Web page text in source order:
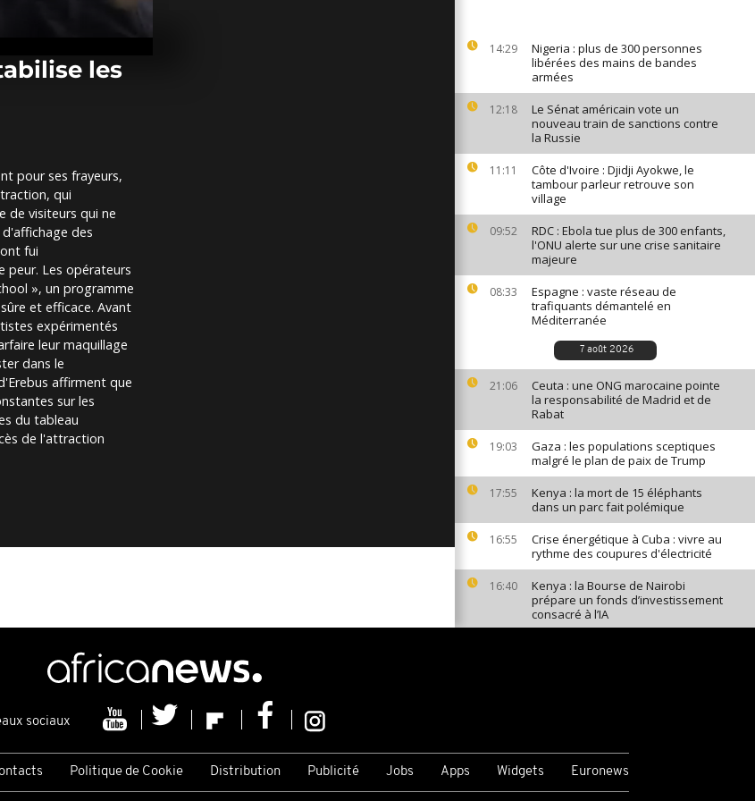
14:29
Nigeria : plus de 300 personnes
libérées des mains de bandes
armées
12:18
Le Sénat américain vote un
nouveau train de sanctions contre
la Russie
11:11
Côte d'Ivoire : Djidji Ayokwe, le
tambour parleur retrouve son
village
09:52
RDC : Ebola tue plus de 300 enfants,
l'ONU alerte sur une crise sanitaire
majeure
08:33
Espagne : vaste réseau de
trafiquants démantelé en
Méditerranée
7 août 2026
21:06
Ceuta : une ONG marocaine pointe
la responsabilité de Madrid et de
Rabat
19:03
Gaza : les populations sceptiques
malgré le plan de paix de Trump
17:55
Kenya : la mort de 15 éléphants
dans un parc fait polémique
16:55
Crise énergétique à Cuba : vivre au
rythme des coupures d'électricité
16:40
Kenya : la Bourse de Nairobi
prépare un fonds d’investissement
consacré à l’IA
les
pour ses frayeurs,
qui
de visiteurs qui ne
des
fui
peur. Les opérateurs
», un programme
et efficace. Avant
expérimentés
leur maquillage
dans le
affirment que
sur les
du tableau
de l'attraction
sociaux
Politique de Cookie Distribution Publicité Jobs Apps Widgets Euronews